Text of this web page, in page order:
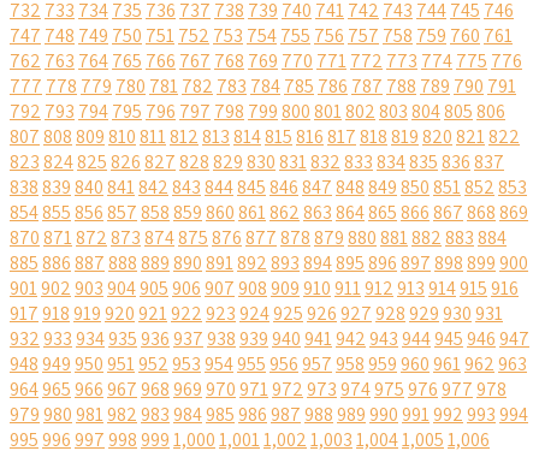
732 733 734735 736 737 738 739 740 741742 743 744745 746
747 748 749 750 751752 753 754755 756 757 758 759 760 761
762 763 764765 766 767 768 769 770 771772 773 774775 776
777 778 779 780 781782 783 784785 786 787 788 789 790 791
792 793 794795 796 797 798 799800801802803804805806
807808809810811812813814815816817818819820821822
823824825826827828829830831832833834835836837
838839840841842843844845846847848849850851852853
854855856857858859860861862863864865866867868869
870871872873874875876877878879880881882883884
885886887888889890891892893894895896897898899900
901902903904905906907908909910911912913914915916
917918919920921922923924925926927928929930931
932933934935936937938939940941942943944945946947
948949950951952953954955956957958959960961962963
964965966967968969970971972973974975976977978
979980981982983984985986987988989990991992993994
9959969979989991,0001,0011,0021,0031,0041,0051,006